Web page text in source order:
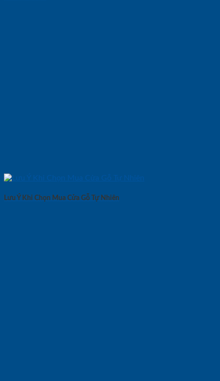
Lưu Ý Khi Chọn Mua Cửa Gỗ Tự Nhiên